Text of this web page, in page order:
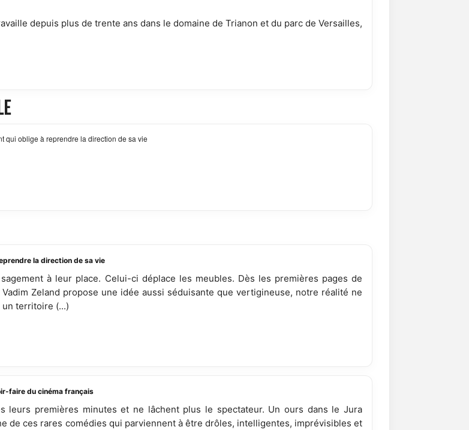
depuis plus de trente ans dans le domaine de Trianon et du parc de Versailles,
qui oblige à reprendre la direction de sa vie
la direction de sa vie
à leur place. Celui-ci déplace les meubles. Dès les premières pages de
Vadim Zeland propose une idée aussi séduisante que vertigineuse, notre réalité ne
territoire (...)
faire du cinéma français
leurs premières minutes et ne lâchent plus le spectateur. Un ours dans le Jura
de ces rares comédies qui parviennent à être drôles, intelligentes, imprévisibles et